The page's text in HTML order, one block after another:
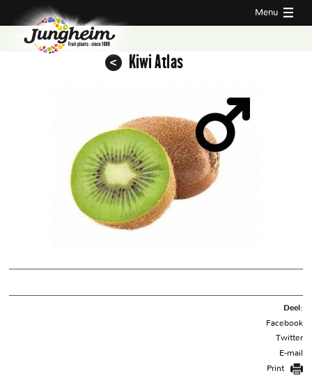
Menu
Kiwi Atlas
Deel:
Facebook
Twitter
E-mail
Print